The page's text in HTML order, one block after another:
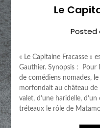
Le
Posted
« Le Capitaine Fracasse »
Gauthier. Synopsis : Pour
de comédiens nomades,
morfondait au château de
valet, d’une haridelle,
tréteaux le rôle de